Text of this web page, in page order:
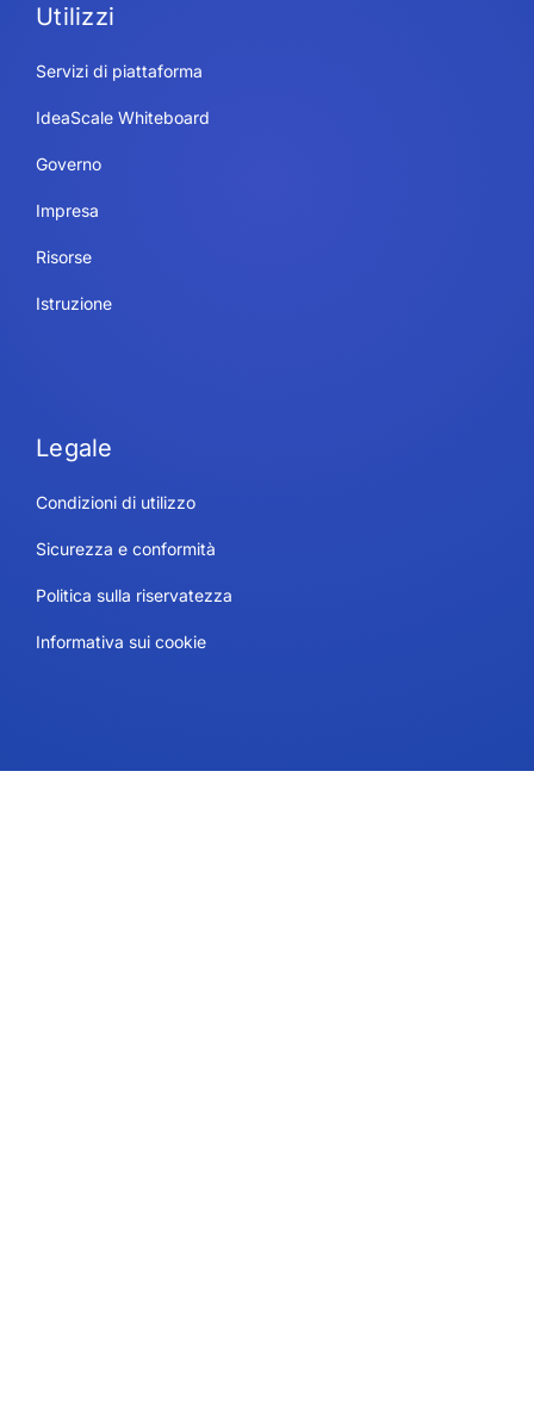
Utilizzi
Servizi di piattaforma
IdeaScale Whiteboard
Governo
Impresa
Risorse
Istruzione
Legale
Condizioni di utilizzo
Sicurezza e conformità
Politica sulla riservatezza
Informativa sui cookie